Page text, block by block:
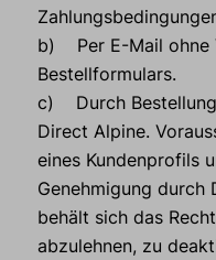
b) Per E-Mail ohne
Bestellformulars.
c) Durch
Direct Alpine.
eines Kundenprofils
Genehmigung durch
behält sich das
abzulehnen, zu